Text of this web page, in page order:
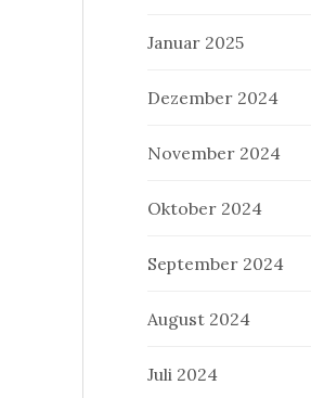
Januar 2025
Dezember 2024
November 2024
Oktober 2024
September 2024
August 2024
Juli 2024